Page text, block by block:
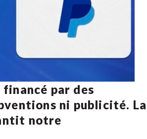
par des
ni publicité. La
notre